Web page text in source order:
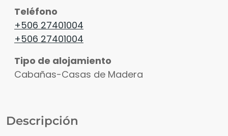
Teléfono
+506 27401004
+506 27401004
Tipo de alojamiento
Cabañas-Casas de Madera
Descripción